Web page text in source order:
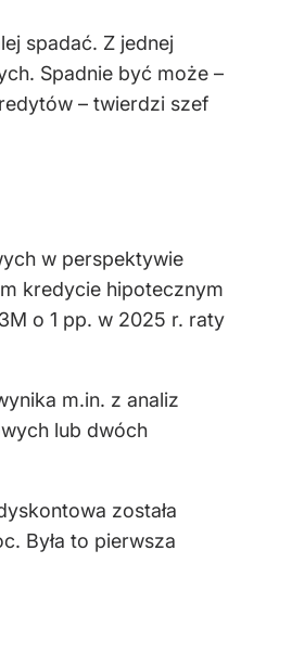
spadać. Z jednej
Spadnie być może –
– twierdzi szef
w perspektywie
kredycie hipotecznym
o 1 pp. w 2025 r. raty
m.in. z analiz
lub dwóch
została
Była to pierwsza